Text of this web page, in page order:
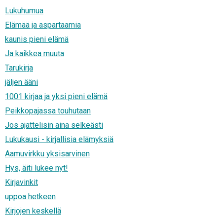
Lukuhumua
Elämää ja aspartaamia
kaunis pieni elämä
Ja kaikkea muuta
Tarukirja
jäljen ääni
1001 kirjaa ja yksi pieni elämä
Peikkopajassa touhutaan
Jos ajattelisin aina selkeästi
Lukukausi - kirjallisia elämyksiä
Aamuvirkku yksisarvinen
Hys, äiti lukee nyt!
Kirjavinkit
uppoa hetkeen
Kirjojen keskellä